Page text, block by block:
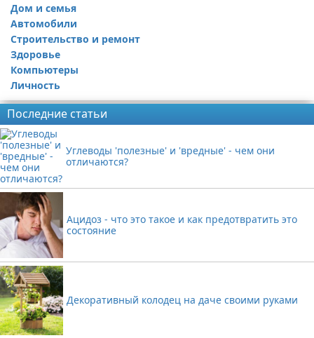
Дом и семья
Автомобили
Строительство и ремонт
Здоровье
Компьютеры
Личность
Последние статьи
Углеводы 'полезные' и 'вредные' - чем они
отличаются?
Ацидоз - что это такое и как предотвратить это
состояние
Декоративный колодец на даче своими руками